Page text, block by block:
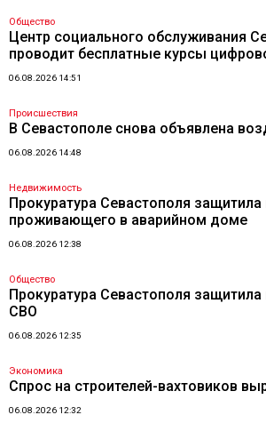
Общество
Центр социального обслуживания
проводит бесплатные курсы
06.08.2026 14:51
Происшествия
В Севастополе снова объявлена
06.08.2026 14:48
Недвижимость
Прокуратура Севастополя
проживающего в аварийном доме
06.08.2026 12:38
Общество
Прокуратура Севастополя защитила
СВО
06.08.2026 12:35
Экономика
Спрос на строителей-вахтовиков
06.08.2026 12:32